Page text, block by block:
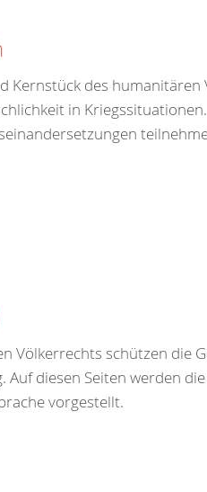
Kernstück des
in
Völkerrechts schützen die
Auf diesen Seiten werden
vorgestellt.